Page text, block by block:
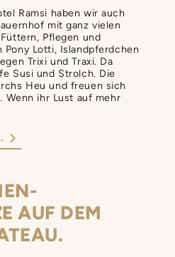
Ramsi haben wir auch
mit ganz vielen
Pflegen und
Pony Lotti, Islandpferdchen
Trixi und Traxi. Da
Susi und Strolch. Die
Heu und freuen sich
Wenn ihr Lust auf mehr
AUF DEM